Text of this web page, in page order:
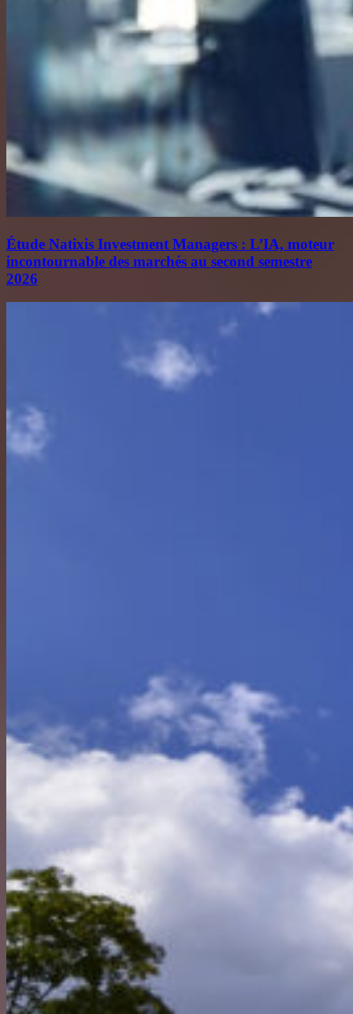
Étude Natixis Investment Managers : L’IA, moteur
incontournable des marchés au second semestre
2026